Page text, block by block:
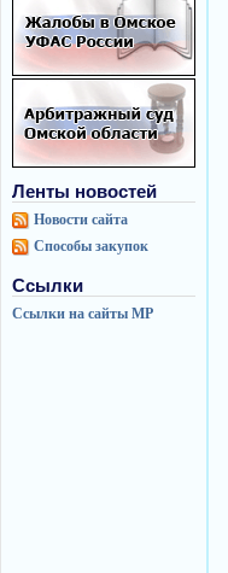
Ленты новостей
Новости сайта
Способы закупок
Ссылки
Ссылки на сайты МР